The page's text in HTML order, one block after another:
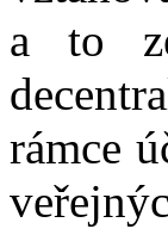
a to
rámce